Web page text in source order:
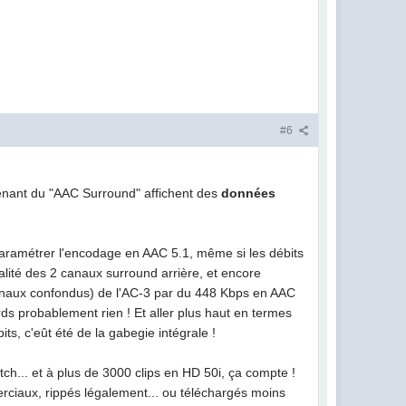
#6
du "AAC Surround" affichent desdonnées
l'encodage en AAC 5.1, même si les débits
des 2 canaux surround arrière, et encore
confondus) de l'AC-3 par du 448 Kbps en AAC
probablement rien ! Et aller plus haut en termes
c'eût été de la gabegie intégrale !
et à plus de 3000 clips en HD 50i, ça compte !
rippés légalement... ou téléchargés moins